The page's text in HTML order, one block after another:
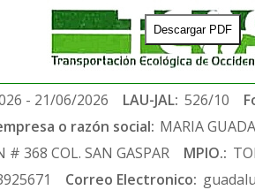
Descargar PDF
- 21/06/2026 LAU-JAL: 526/10
o razón social: MARIA
# 368 COL. SAN GASPAR MPIO.:
Correo Electronico: